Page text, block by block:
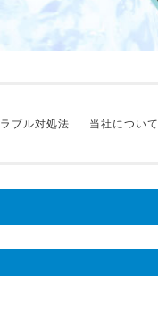
ラブル対処法 当社について